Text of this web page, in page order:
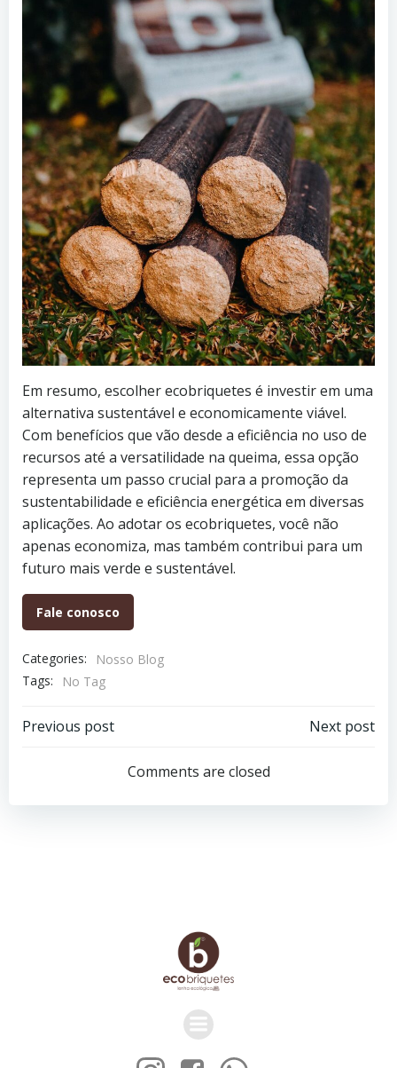
Em resumo, escolher ecobriquetes é investir em uma
alternativa sustentável e economicamente viável.
Com benefícios que vão desde a eficiência no uso de
recursos até a versatilidade na queima, essa opção
representa um passo crucial para a promoção da
sustentabilidade e eficiência energética em diversas
aplicações. Ao adotar os ecobriquetes, você não
apenas economiza, mas também contribui para um
futuro mais verde e sustentável.
Fale conosco
Categories:
Nosso Blog
Tags:
No Tag
Navegação
Post
Previous post
Navegação
de
Post
Next post
Comments are closed